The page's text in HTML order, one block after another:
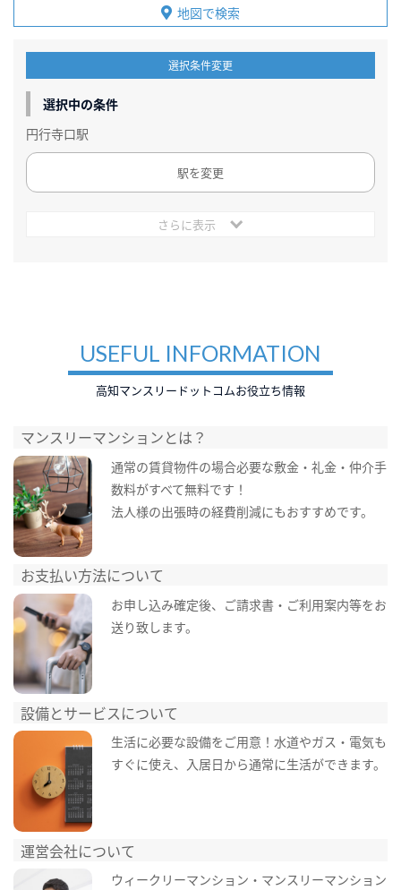
地図で検索
選択条件変更
選択中の条件
円行寺口駅
駅を変更
さらに表示
USEFUL INFORMATION
高知マンスリードットコムお役立ち情報
マンスリーマンションとは？
通常の賃貸物件の場合必要な敷金・礼金・仲介手
数料がすべて無料です！
法人様の出張時の経費削減にもおすすめです。
お支払い方法について
お申し込み確定後、ご請求書・ご利用案内等をお
送り致します。
設備とサービスについて
生活に必要な設備をご用意！水道やガス・電気も
すぐに使え、入居日から通常に生活ができます。
運営会社について
ウィークリーマンション・マンスリーマンション